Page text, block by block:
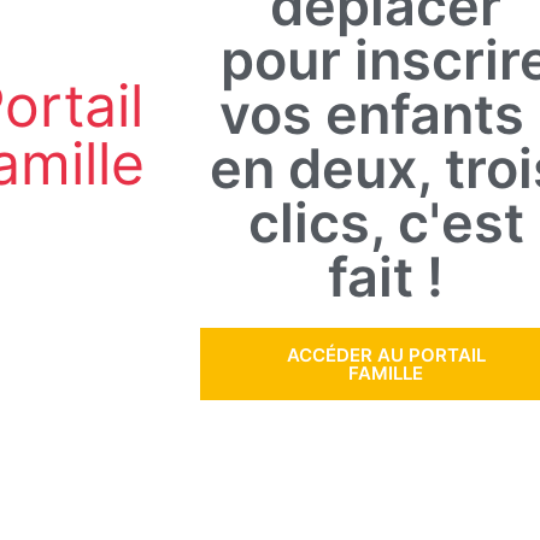
pour
vos enfants
en deux,
clics, c'est
fait !
ACCÉDER AU PORTAIL
FAMILLE